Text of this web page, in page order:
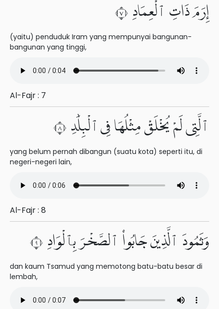
إِرَمَ ذَاتِ ٱلْعِمَادِ ٧
(yaitu) penduduk Iram yang mempunyai bangunan-
bangunan yang tinggi,
Al-Fajr : 7
ٱلَّتِى لَمْ يُخْلَقْ مِثْلُهَا فِى ٱلْبِلَٰدِ ٨
yang belum pernah dibangun (suatu kota) seperti itu, di
negeri-negeri lain,
Al-Fajr : 8
وَثَمُودَ ٱلَّذِينَ جَابُوا۟ ٱلصَّخْرَ بِٱلْوَادِ ٩
dan kaum Tsamud yang memotong batu-batu besar di
lembah,